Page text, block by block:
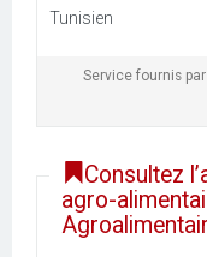
Tunisien
Service fournis par
Consultez
agro-